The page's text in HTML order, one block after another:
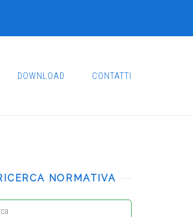
DOWNLOAD CONTATTI
NORMATIVA